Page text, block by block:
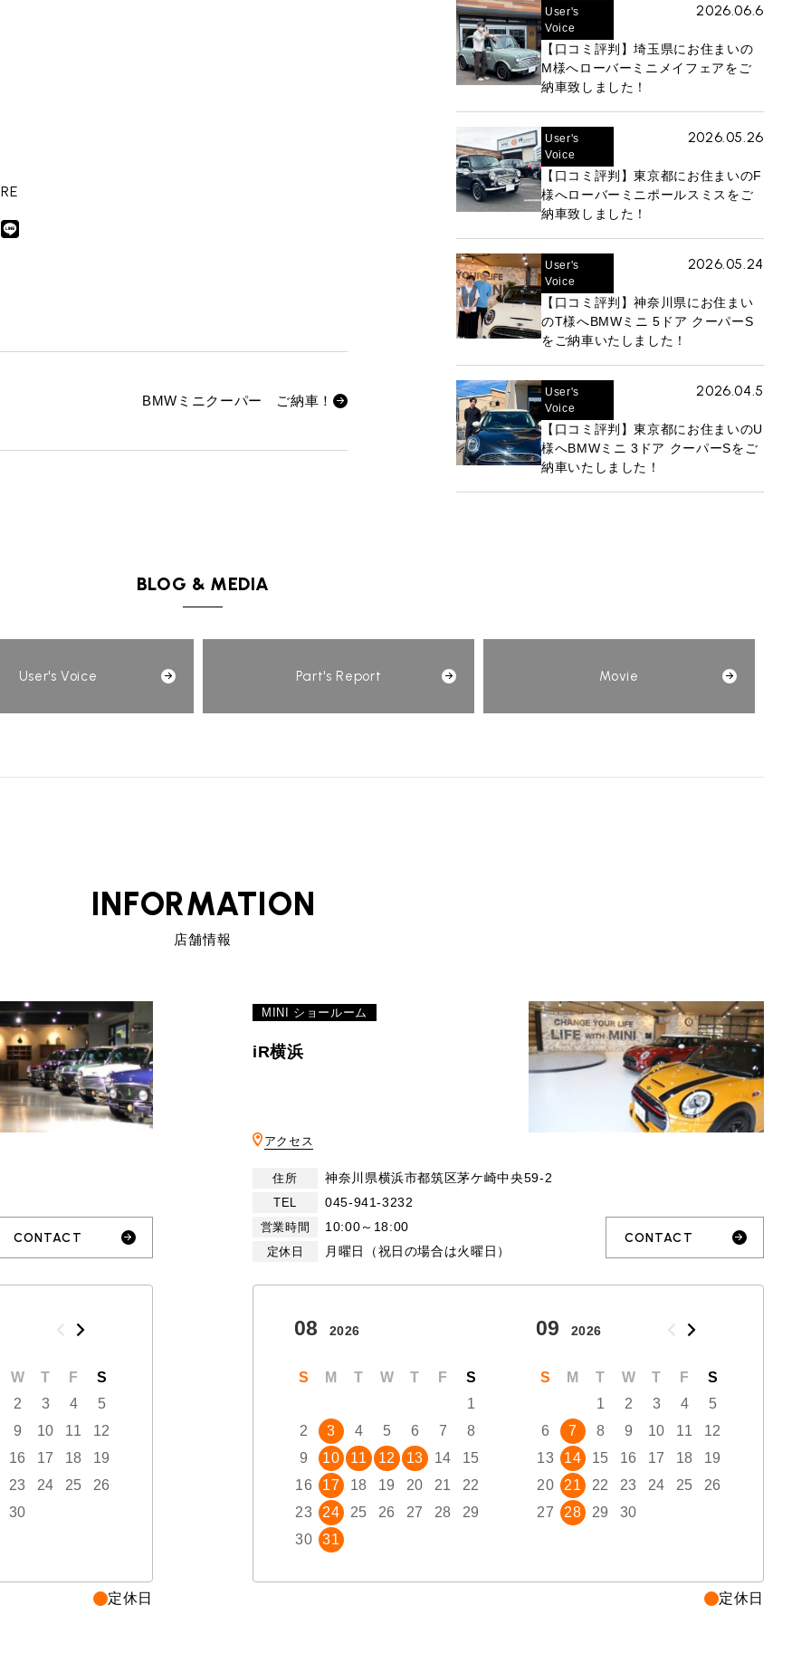
BMWミニクーパー ご納車！
User's
Voice
2026.06.6
【口コミ評判】埼玉県にお住まいの
M様へローバーミニメイフェアをご
納車致しました！
User's
Voice
2026.05.26
【口コミ評判】東京都にお住まいのF
様へローバーミニポールスミスをご
納車致しました！
User's
Voice
2026.05.24
【口コミ評判】神奈川県にお住まい
のT様へBMWミニ 5ドア クーパーS
をご納車いたしました！
User's
Voice
2026.04.5
【口コミ評判】東京都にお住まいのU
様へBMWミニ 3ドア クーパーSをご
納車いたしました！
BLOG & MEDIA
User's Voice Part's Report Movie
INFORMATION
店舗情報
CONTACT
W T F
S
2 3 4
5
9 10 11
12
16 17 18
19
23 24 25
26
30
9
10
16
17
22 23
24
29 30 31
定休日
MINI ショールーム
iR横浜
アクセス
住所 神奈川県横浜市都筑区茅ケ崎中央59-2
TEL 045-941-3232
営業時間 10:00～18:00
定休日 月曜日（祝日の場合は火曜日）
CONTACT
08 2026
S M T W T F
S
1
2
3 4 5 6 7
8
9
10 11 12 13 14
15
16
17 18 19 20 21
22
23
24 25 26 27 28
29
30
31
09 2026
S M T W T F
S
1
2 3 4
5
6
7 8 9 10 11
12
13
14 15 16 17 18
19
20
21 22 23 24 25
26
27
28 29 30
定休日